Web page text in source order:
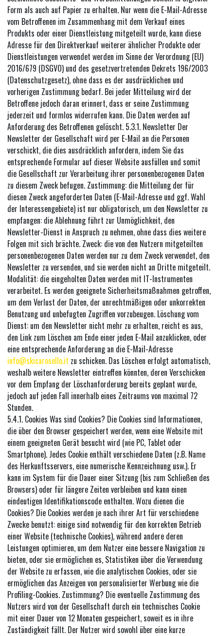
Form als auch auf Papier zu erhalten. Nur wenn die E-Mail-Adresse
vom Betroffenen im Zusammenhang mit dem Verkauf eines
Produkts oder einer Dienstleistung mitgeteilt wurde, kann diese
Adresse für den Direktverkauf weiterer ähnlicher Produkte oder
Dienstleistungen verwendet werden im Sinne der Verordnung (EU)
2016/679 (DSGVO) und des gesetzvertretenden Dekrets 196/2003
(Datenschutzgesetz), ohne dass es der ausdrücklichen und
vorherigen Zustimmung bedarf. Bei jeder Mitteilung wird der
Betroffene jedoch daran erinnert, dass er seine Zustimmung
jederzeit und formlos widerrufen kann. Die Daten werden auf
Anforderung des Betroffenen gelöscht. 5.3.1. Newsletter Der
Newsletter der Gesellschaft wird per E-Mail an die Personen
verschickt, die dies ausdrücklich anfordern, indem Sie das
entsprechende Formular auf dieser Website ausfüllen und somit
die Gesellschaft zur Verarbeitung ihrer personenbezogenen Daten
zu diesem Zweck befugen. Zustimmung: die Mitteilung der für
diesen Zweck angeforderten Daten (E-Mail-Adresse und ggf. Wahl
der Interessengebiete) ist nur obligatorisch, um den Newsletter zu
empfangen: die Ablehnung führt zur Unmöglichkeit, den
Newsletter-Dienst in Anspruch zu nehmen, ohne dass dies weitere
Folgen mit sich brächte. Zweck: die von den Nutzern mitgeteilten
personenbezogenen Daten werden nur zu dem Zweck verwendet, den
Newsletter zu versenden, und sie werden nicht an Dritte mitgeteilt.
Modalität: die eingeholten Daten werden mit IT-Instrumenten
verarbeitet. Es werden geeignete Sicherheitsmaßnahmen getroffen,
um dem Verlust der Daten, der unrechtmäßigen oder unkorrekten
Benutzung und unbefugten Zugriffen vorzubeugen. Löschung vom
Dienst: um den Newsletter nicht mehr zu erhalten, reicht es aus,
den Link zum Löschen am Ende einer jeden E-Mail anzuklicken, oder
eine entsprechende Anforderung an die E-Mail-Adresse
info@skicarosello.it zu schicken. Das Löschen erfolgt automatisch,
weshalb weitere Newsletter eintreffen könnten, deren Verschicken
vor dem Empfang der Löschanforderung bereits geplant wurde,
jedoch auf jeden Fall innerhalb eines Zeitraums von maximal 72
Stunden.
5.4.1. Cookies Was sind Cookies? Die Cookies sind Informationen,
die über den Browser gespeichert werden, wenn eine Website mit
einem geeigneten Gerät besucht wird (wie PC, Tablet oder
Smartphone). Jedes Cookie enthält verschiedene Daten (z.B. Name
des Herkunftsservers, eine numerische Kennzeichnung usw.). Er
kann im System für die Dauer einer Sitzung (bis zum Schließen des
Browsers) oder für längere Zeiten verbleiben und kann einen
eindeutigen Identifikationscode enthalten. Wozu dienen die
Cookies? Die Cookies werden je nach ihrer Art für verschiedene
Zwecke benutzt: einige sind notwendig für den korrekten Betrieb
einer Website (technische Cookies), während andere deren
Leistungen optimieren, um dem Nutzer eine bessere Navigation zu
bieten, oder sie ermöglichen es, Statistiken über die Verwendung
der Website zu erfassen, wie die analytischen Cookies, oder sie
ermöglichen das Anzeigen von personalisierter Werbung wie die
Profiling-Cookies. Zustimmung? Die eventuelle Zustimmung des
Nutzers wird von der Gesellschaft durch ein technisches Cookie
mit einer Dauer von 12 Monaten gespeichert, soweit es in ihre
Zuständigkeit fällt. Der Nutzer wird sowohl über eine kurze